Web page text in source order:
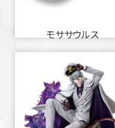
モササウルス